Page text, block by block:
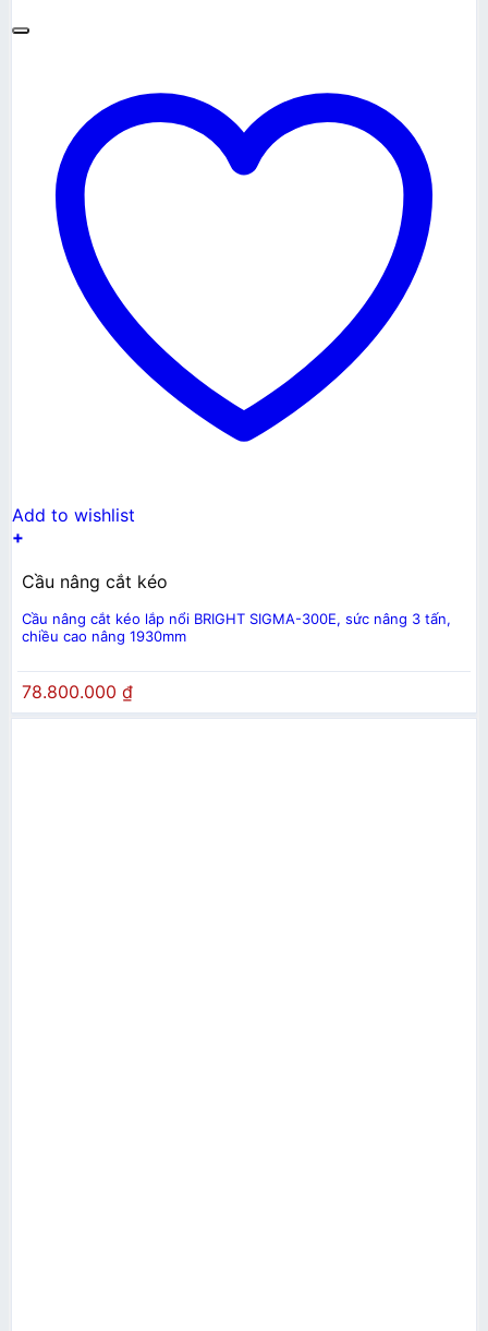
Add to wishlist
+
Cầu nâng cắt kéo
Cầu nâng cắt kéo lắp nổi BRIGHT SIGMA-300E, sức nâng 3 tấn,
chiều cao nâng 1930mm
78.800.000 ₫